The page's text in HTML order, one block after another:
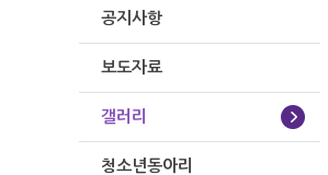
공지사항
보도자료
갤러리
청소년동아리